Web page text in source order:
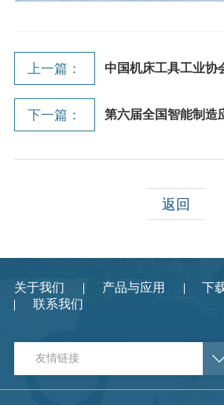
上一篇：
下一篇：
返回
关于我们 产品与应用
下
联系我们
友情链接